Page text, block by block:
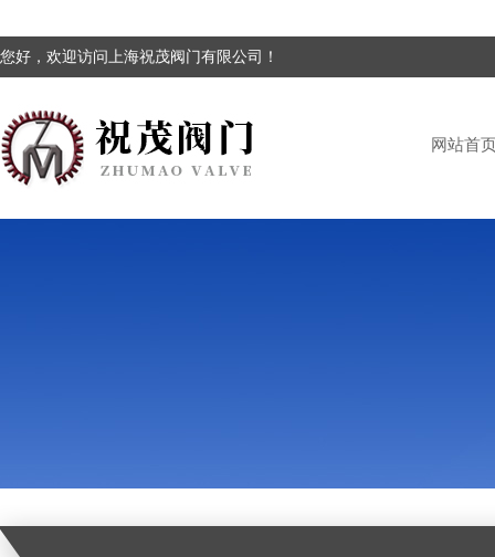
您好，欢迎访问上海祝茂阀门有限公司！
网站首